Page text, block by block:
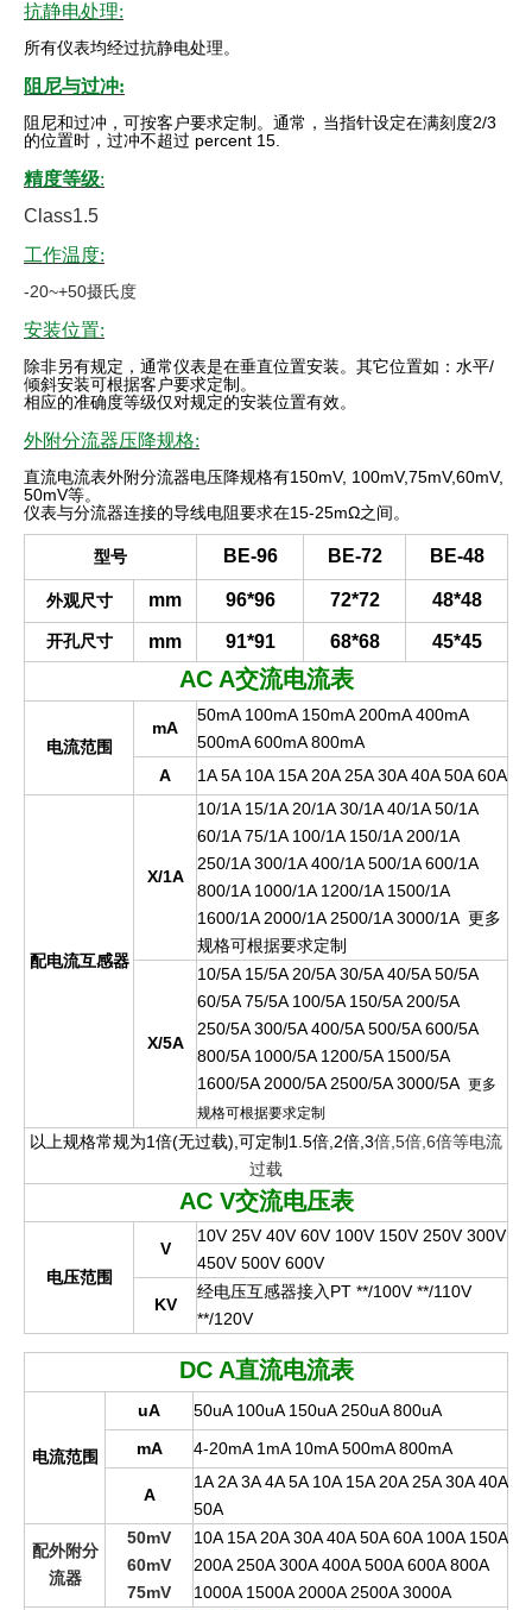
抗静电处理:
所有仪表均经过抗静电处理。
阻尼与过冲:
阻尼和过冲，可按客户要求定制。通常，当指针设定在满刻度2/3
的位置时，过冲不超过 percent 15.
精度等级:
Class1.5
工作温度:
-20~+50摄氏度
安装位置:
除非另有规定，通常仪表是在垂直位置安装。其它位置如：水平/
倾斜安装可根据客户要求定制。
相应的准确度等级仅对规定的安装位置有效。
外附分流器压降规格:
直流电流表外附分流器电压降规格有150mV, 100mV,75mV,60mV,
50mV等。
仪表与分流器连接的导线电阻要求在15-25mΩ之间。
型号 BE-96 BE-72 BE-48
外观尺寸 mm 96*96 72*72 48*48
开孔尺寸 mm 91*91 68*68 45*45
AC A交流电流表
电流范围
mA
50mA 100mA 150mA 200mA 400mA
500mA 600mA 800mA
A
1A 5A 10A 15A 20A 25A 30A 40A 50A 60A
配电流互感器
X/1A
10/1A 15/1A 20/1A 30/1A 40/1A 50/1A
60/1A 75/1A 100/1A 150/1A 200/1A
250/1A 300/1A 400/1A 500/1A 600/1A
800/1A 1000/1A 1200/1A 1500/1A
1600/1A 2000/1A 2500/1A 3000/1A 更多
规格可根据要求定制
X/5A
10/5A 15/5A 20/5A 30/5A 40/5A 50/5A
60/5A 75/5A 100/5A 150/5A 200/5A
250/5A 300/5A 400/5A 500/5A 600/5A
800/5A 1000/5A 1200/5A 1500/5A
1600/5A 2000/5A 2500/5A 3000/5A 更多
规格可根据要求定制
以上规格常规为1倍(无过载),可定制1.5倍,2倍,3倍,5倍,6倍等电流
过载
AC V交流电压表
电压范围
V
10V 25V 40V 60V 100V 150V 250V 300V
450V 500V 600V
KV
经电压互感器接入PT **/100V **/110V
**/120V
DC A直流电流表
电流范围
uA
50uA 100uA 150uA 250uA 800uA
mA
4-20mA 1mA 10mA 500mA 800mA
A
1A 2A 3A 4A 5A 10A 15A 20A 25A 30A 40A
50A
配外附分
流器
50mV
60mV
75mV
10A 15A 20A 30A 40A 50A 60A 100A 150A
200A 250A 300A 400A 500A 600A 800A
1000A 1500A 2000A 2500A 3000A